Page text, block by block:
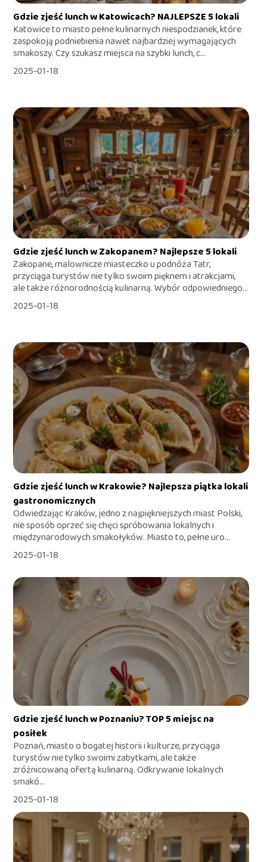
Gdzie zjeść lunch w Katowicach? NAJLEPSZE 5 lokali
Katowice to miasto pełne kulinarnych niespodzianek, które
zaspokoją podniebienia nawet najbardziej wymagających
smakoszy. Czy szukasz miejsca na szybki lunch, c...
2025-01-18
Gdzie zjeść lunch w Zakopanem? Najlepsze 5 lokali
Zakopane, malownicze miasteczko u podnóża Tatr,
przyciąga turystów nie tylko swoim pięknem i atrakcjami,
ale także różnorodnością kulinarną. Wybór odpowiedniego...
2025-01-18
Gdzie zjeść lunch w Krakowie? Najlepsza piątka lokali
gastronomicznych
Odwiedzając Kraków, jedno z najpiękniejszych miast Polski,
nie sposób oprzeć się chęci spróbowania lokalnych i
międzynarodowych smakołyków. Miasto to, pełne uro...
2025-01-18
Gdzie zjeść lunch w Poznaniu? TOP 5 miejsc na
posiłek
Poznań, miasto o bogatej historii i kulturze, przyciąga
turystów nie tylko swoimi zabytkami, ale także
zróżnicowaną ofertą kulinarną. Odkrywanie lokalnych
smakó...
2025-01-18